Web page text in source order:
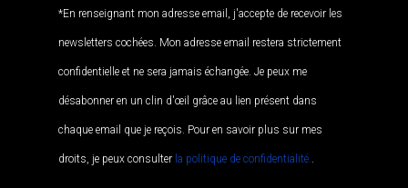
*En renseignant mon adresse email, j'accepte de recevoir les
newsletters cochées. Mon adresse email restera strictement
confidentielle et ne sera jamais échangée. Je peux me
désabonner en un clin d'œil grâce au lien présent dans
chaque email que je reçois. Pour en savoir plus sur mes
droits, je peux consulter la politique de confidentialité..